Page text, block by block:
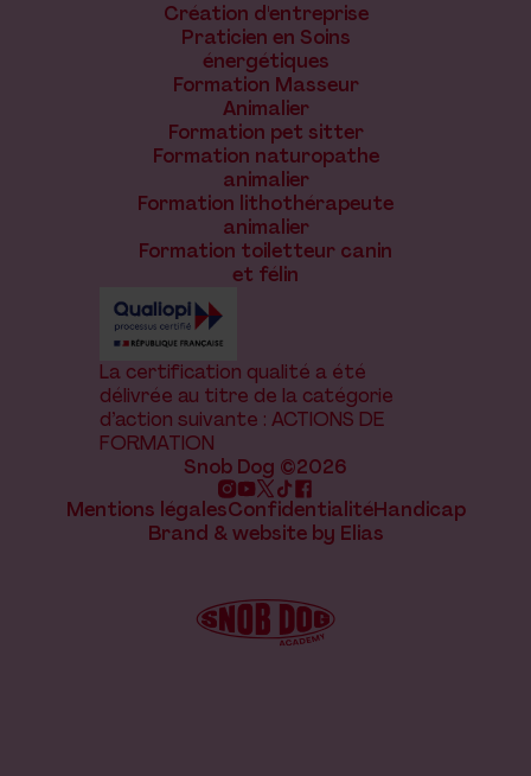
Création d'entreprise
Praticien en Soins
énergétiques
Formation Masseur
Animalier
Formation pet sitter
Formation naturopathe
animalier
Formation lithothérapeute
animalier
Formation toiletteur canin
et félin
La certification qualité a été
délivrée au titre de la catégorie
d’action suivante : ACTIONS DE
FORMATION
Snob Dog ©2026
Mentions légalesConfidentialitéHandicap
Brand & website by Elias